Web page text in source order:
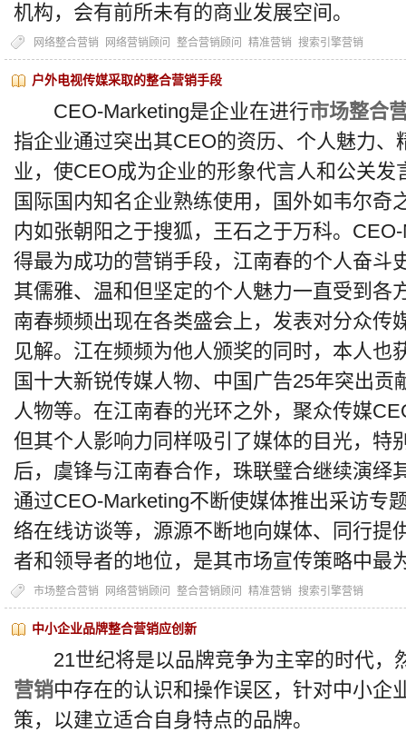
机构，会有前所未有的商业发展空间。
网络整合营销 网络营销顾问 整合营销顾问 精准营销 搜索引擎营销
户外电视传媒采取的整合营销手段
CEO-Marketing是企业在进行市场整合
指企业通过突出其CEO的资历、个人魅力、
业，使CEO成为企业的形象代言人和公关发
国际国内知名企业熟练使用，国外如韦尔奇
内如张朝阳之于搜狐，王石之于万科。
得最为成功的营销手段，江南春的个人奋斗
其儒雅、温和但坚定的个人魅力一直受到各
南春频频出现在各类盛会上，发表对分众传
见解。江在频频为他人颁奖的同时，本人也
国十大新锐传媒人物、中国广告25年突出贡
人物等。在江南春的光环之外，聚众传媒
但其个人影响力同样吸引了媒体的目光，特
后，虞锋与江南春合作，珠联璧合继续演绎
通过CEO-Marketing不断使媒体推出采访专
络在线访谈等，源源不断地向媒体、同行提
者和领导者的地位，是其市场宣传策略中最
市场整合营销 网络营销顾问 整合营销顾问 精准营销 搜索引擎营销
中小企业品牌整合营销应创新
21世纪将是以品牌竞争为主宰的时代，
营销中存在的认识和操作误区，针对中小企
策，以建立适合自身特点的品牌。